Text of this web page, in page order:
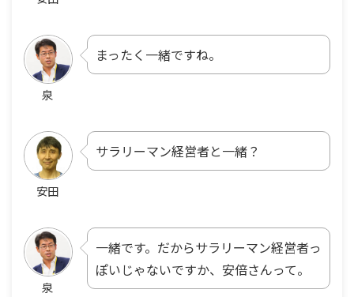
泉
まったく一緒ですね。
安田
サラリーマン経営者と一緒？
泉
一緒です。だからサラリーマン経営者っ
ぽいじゃないですか、安倍さんって。